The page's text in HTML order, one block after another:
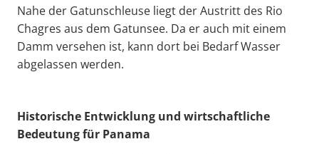
Nahe der Gatunschleuse liegt der Austritt des Rio
Chagres aus dem Gatunsee. Da er auch mit einem
Damm versehen ist, kann dort bei Bedarf Wasser
abgelassen werden.
Historische Entwicklung und wirtschaftliche
Bedeutung für Panama